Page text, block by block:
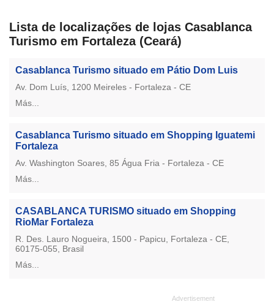
Lista de localizações de lojas Casablanca
Turismo em Fortaleza (Ceará)
Casablanca Turismo situado em Pátio Dom Luis
Av. Dom Luís, 1200 Meireles - Fortaleza - CE
Más...
Casablanca Turismo situado em Shopping Iguatemi
Fortaleza
Av. Washington Soares, 85 Água Fria - Fortaleza - CE
Más...
CASABLANCA TURISMO situado em Shopping
RioMar Fortaleza
R. Des. Lauro Nogueira, 1500 - Papicu, Fortaleza - CE,
60175-055, Brasil
Más...